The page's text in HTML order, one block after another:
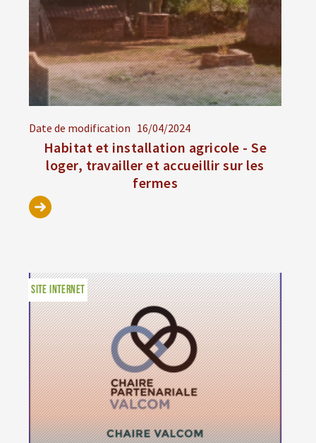
Date de modification 16/04/2024
Habitat et installation agricole - Se
loger, travailler et accueillir sur les
fermes
SITE INTERNET